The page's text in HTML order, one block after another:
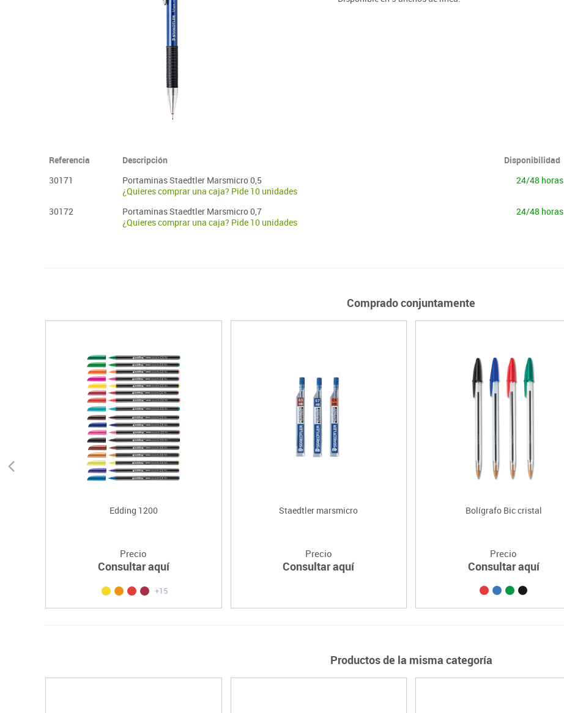
Plastifica, encuaderna, destruye
Referencia Descripción Disponibilidad
30171
Portaminas Staedtler Marsmicro 0,5
¿Quieres comprar una caja? Pide 10 unidades
24/48 horas
30172
Portaminas Staedtler Marsmicro 0,7
¿Quieres comprar una caja? Pide 10 unidades
24/48 horas
Comprado conjuntamente
Edding 1200
Precio
Consultar aquí
+15
Staedtler marsmicro
Precio
Consultar aquí
Bolígrafo Bic cristal
Precio
Consultar aquí
Productos de la misma categoría